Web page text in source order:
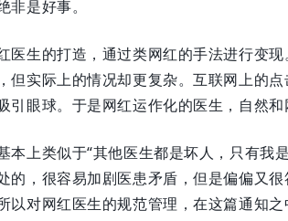
是好事。
医生的打造，通过类网红的手法进行变
但实际上的情况却更复杂。互联网上的
引眼球。于是网红运作化的医生，自然和
本上类似于“其他医生都是坏人，只有我
的，很容易加剧医患矛盾，但是偏偏又
以对网红医生的规范管理，在这篇通知之